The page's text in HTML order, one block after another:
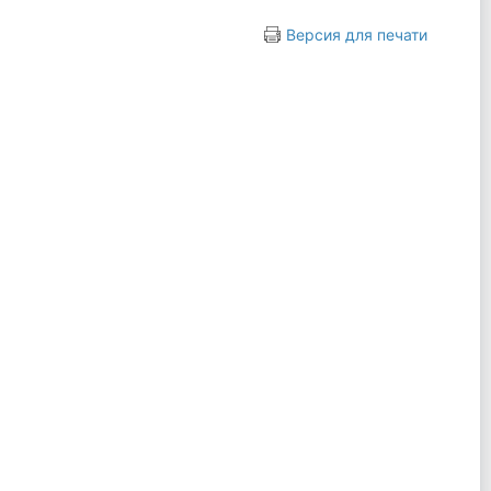
Версия для печати